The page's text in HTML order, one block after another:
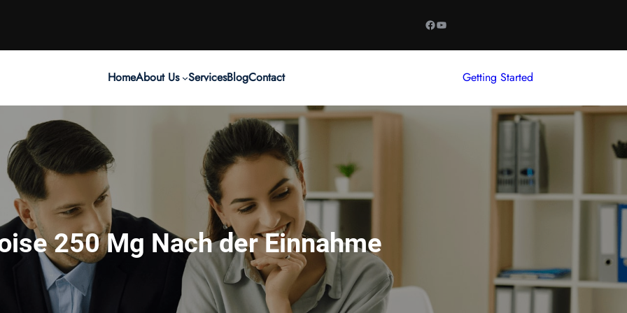
Facebook
YouTube
HomeAbout Us ServicesBlogContact Getting Started
250 Mg Nach der Einnahme